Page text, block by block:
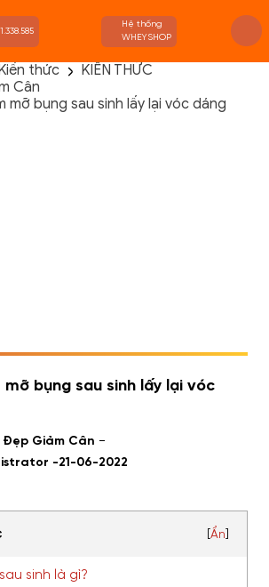
Hệ thống
WHEYSHOP
thức
KIẾN THỨC
Cân
mỡ bụng sau sinh lấy lại vóc dáng
mỡ bụng sau sinh lấy lại vóc
Đẹp Giảm Cân -
-21-06-2022
Ẩn
sinh là gì?